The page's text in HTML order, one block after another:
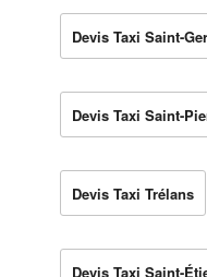
Devis Taxi Saint-
Devis Taxi Saint-
Devis Taxi Trélans
Devis Taxi Saint-